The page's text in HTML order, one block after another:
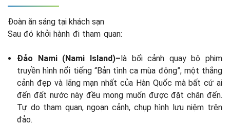
Đoàn ăn sáng tại khách sạn
Sau đó khởi hành đi tham quan:
Đảo Nami (Nami Island)– là bối cảnh quay bộ phim
truyền hình nổi tiếng “Bản tình ca mùa đông”, một thắng
cảnh đẹp và lãng mạn nhất của Hàn Quốc mà bất cứ ai
đến đất nước này đều mong muốn được đặt chân đến.
Tự do tham quan, ngoạn cảnh, chụp hình lưu niệm trên
đảo.